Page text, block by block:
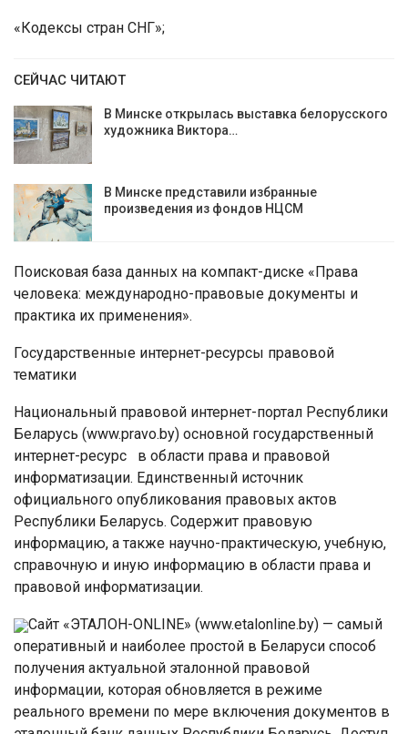
«Кодексы стран СНГ»;
СЕЙЧАС ЧИТАЮТ
В Минске открылась выставка белорусского
художника Виктора…
В Минске представили избранные
произведения из фондов НЦСМ
Поисковая база данных на компакт-диске «Права
человека: международно-правовые документы и
практика их применения».
Государственные интернет-ресурсы правовой
тематики
Национальный правовой интернет-портал Республики
Беларусь (www.pravo.by) основной государственный
интернет-ресурс в области права и правовой
информатизации. Единственный источник
официального опубликования правовых актов
Республики Беларусь. Содержит правовую
информацию, а также научно-практическую, учебную,
справочную и иную информацию в области права и
правовой информатизации.
Сайт «ЭТАЛОН-ONLINE» (www.etalonline.by) — самый
оперативный и наиболее простой в Беларуси способ
получения актуальной эталонной правовой
информации, которая обновляется в режиме
реального времени по мере включения документов в